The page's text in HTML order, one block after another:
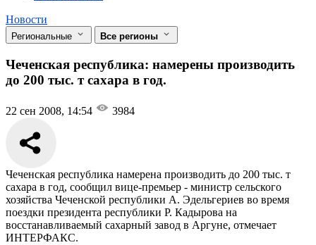
Новости
Региональные Все регионы
Чеченская республика: намерены производить
до 200 тыс. т сахара в год.
22 сен 2008, 14:54 3984
Чеченская республика намерена производить до 200 тыс. т
сахара в год, сообщил вице-премьер - министр сельского
хозяйства Чеченской республики А. Эдельгериев во время
поездки президента республики Р. Кадырова на
восстанавливаемый сахарный завод в Аргуне, отмечает
ИНТЕРФАКС.